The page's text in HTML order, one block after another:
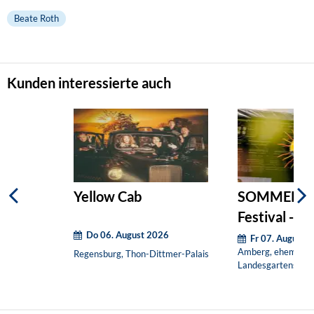
Beate Roth
Kunden interessierte auch
Yellow Cab
Do 06. August 2026
Regensburg, Thon-Dittmer-Palais
SOMMER
Festival -
Fr 07. August
Amberg, ehem.